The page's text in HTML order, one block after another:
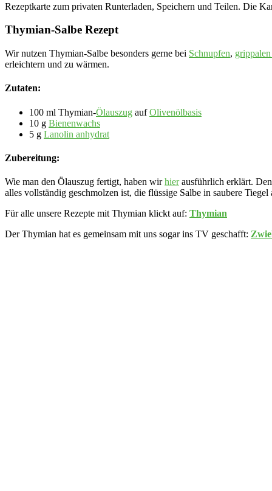
Rezeptkarte zum privaten Runterladen, Speichern und Teilen. Die
Thymian-Salbe Rezept
Wir nutzen Thymian-Salbe besonders gerne bei Schnupfen,
erleichtern und zu wärmen.
Zutaten:
100 ml Thymian-Ölauszug aufOlivenölbasis
10 g Bienenwachs
5 g Lanolin anhydrat
Zubereitung:
Wie man den Ölauszug fertigt, haben wirhierausführlich erklärt.
alles vollständig geschmolzen ist, die flüssige Salbe in saubere
Für alle unsere Rezepte mit Thymian klickt auf: Thymian
Der Thymian hat es gemeinsam mit uns sogar ins TV geschafft: